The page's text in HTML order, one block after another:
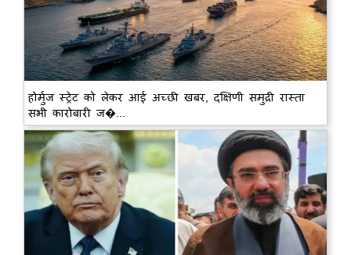
होर्मुज स्ट्रेट को लेकर आई अच्छी खबर, दक्षिणी समुद्री रास्ता
सभी कारोबारी ज�...